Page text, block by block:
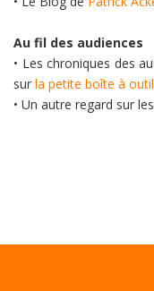
Au fil des audiences
• Les chroniques des
sur la petite boîte à
• Un autre regard sur